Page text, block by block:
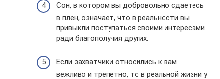
Сон, в котором вы добровольно сдаетесь
в плен, означает, что в реальности вы
привыкли поступаться своими интересами
ради благополучия других.
Если захватчики относились к вам
вежливо и трепетно, то в реальной жизни у